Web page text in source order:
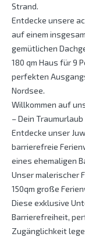
Strand.
Entdecke unsere
auf einem
gemütlichen
180 qm Haus für 9
perfekten
Nordsee.
Willkommen auf
– Dein
Entdecke unser
barrierefreie
eines ehemaligen
Unser malerischer
150qm große
Diese exklusive
Barrierefreiheit,
Zugänglichkeit